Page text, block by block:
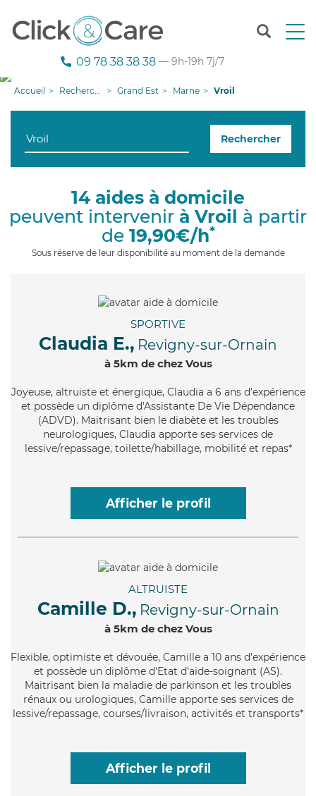
T
n
g
i
09 78 38 38 38 — 9h-19h 7j/7
Accueil Recherche aide à domicile Grand Est Marne Vroil
Rechercher
14 aides à domicile
peuvent intervenir à Vroil à partir
de 19,90€/h*
Sous réserve de leur disponibilité au moment de la demande
SPORTIVE
Claudia E., Revigny-sur-Ornain
à 5km de chez Vous
Joyeuse, altruiste et énergique, Claudia a 6 ans d'expérience
et possède un diplôme d'Assistante De Vie Dépendance
(ADVD). Maitrisant bien le diabète et les troubles
neurologiques, Claudia apporte ses services de
lessive/repassage, toilette/habillage, mobilité et repas*
Afficher le profil
ALTRUISTE
Camille D., Revigny-sur-Ornain
à 5km de chez Vous
Flexible, optimiste et dévouée, Camille a 10 ans d'expérience
et possède un diplôme d'Etat d'aide-soignant (AS).
Maitrisant bien la maladie de parkinson et les troubles
rénaux ou urologiques, Camille apporte ses services de
lessive/repassage, courses/livraison, activités et transports*
Afficher le profil